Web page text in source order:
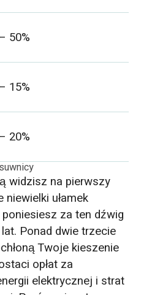
50%
15%
20%
widzisz na pierwszy
ułamek
za ten dźwig
Ponad dwie trzecie
Twoje kieszenie
opłat za
elektrycznej i strat